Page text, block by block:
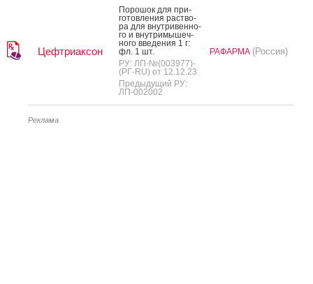
Цефтриаксон
По­рошок для при­
готов­ле­ния рас­тво­
ра для внут­ри­вен­но­
го и внут­ри­мышеч­
но­го вве­дения 1 г:
фл. 1 шт.
РУ: ЛП-№(003977)-
(РГ-RU) от 12.12.23
Предыдущий РУ:
ЛП-002002
РАФАРМА (Россия)
Реклама